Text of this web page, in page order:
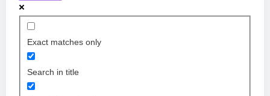
Exact matches only
Search in title